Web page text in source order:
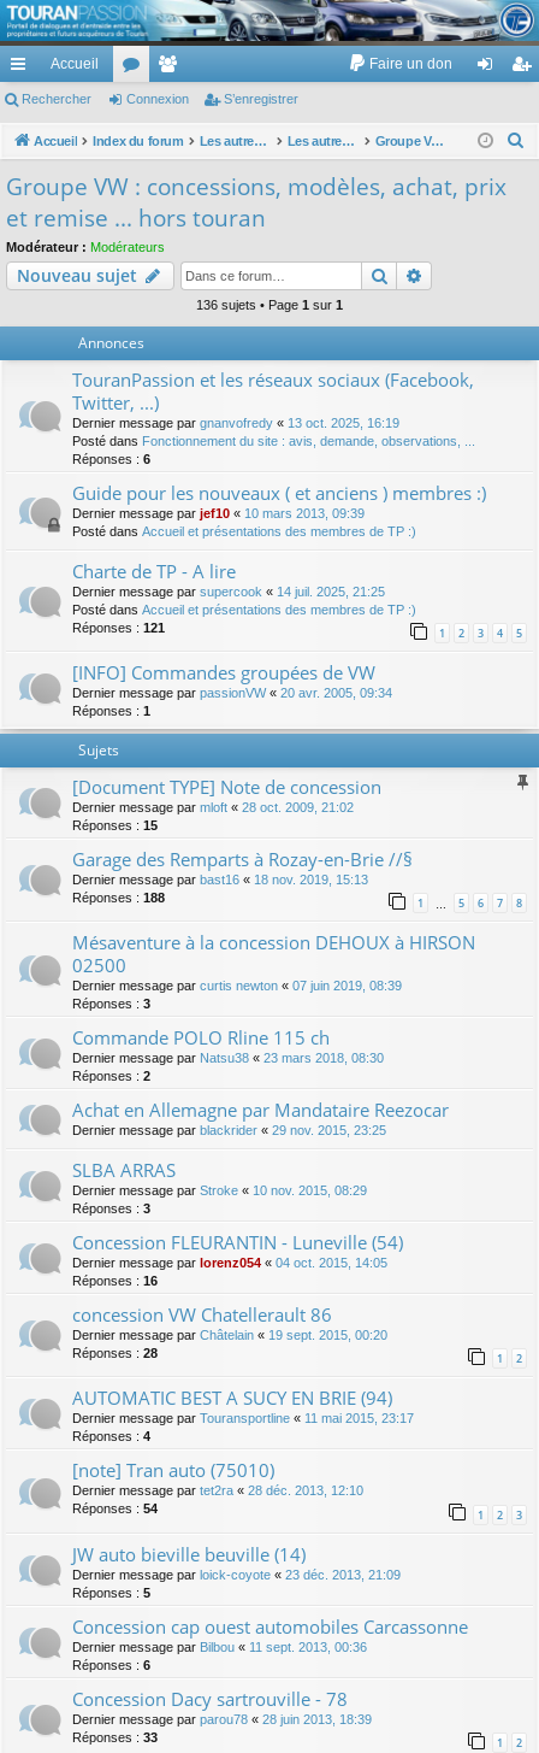
TouranPassion
Le forum des propriétaires ou futurs acquéreurs du Volkswagen Touran
cc
ès
de
Accueil
or
u
e
m
Faire un don
ne nr
Rechercher Connexion S’enregistrer
Accueil Index du forum Les autres voitures et ce qui touche à la voiture Les autres modèles du groupe VW Groupe VW : concessions, modèles, achat, prix et remise ... hors touran
h
Groupe VW : concessions, modèles, achat, prix
et remise ... hors touran
Modérateur : Modérateurs
Nouveau sujet Rechercher
136 sujets • Page 1 sur 1
Annonces
TouranPassion et les réseaux sociaux (Facebook,
Twitter, ...)
Dernier message par gnanvofredy « 13 oct. 2025, 16:19
Posté dans Fonctionnement du site : avis, demande, observations, ...
Réponses : 6
Guide pour les nouveaux ( et anciens ) membres :)
Dernier message par jef10 « 10 mars 2013, 09:39
Posté dans Accueil et présentations des membres de TP :)
Charte de TP - A lire
Dernier message par supercook « 14 juil. 2025, 21:25
Posté dans Accueil et présentations des membres de TP :)
Réponses : 121 1 2 3 4 5
[INFO] Commandes groupées de VW
Dernier message par passionVW« 20 avr. 2005, 09:34
Réponses : 1
Sujets
[Document TYPE] Note de concession
Dernier message par mloft « 28 oct. 2009, 21:02
Réponses : 15
Garage des Remparts à Rozay-en-Brie //§
Dernier message par bast16 « 18 nov. 2019, 15:13
Réponses : 188 1 … 5 6 7 8
Mésaventure à la concession DEHOUX à HIRSON
02500
Dernier message par curtis newton « 07 juin 2019, 08:39
Réponses : 3
Commande POLO Rline 115 ch
Dernier message par Natsu38 « 23 mars 2018, 08:30
Réponses : 2
Achat en Allemagne par Mandataire Reezocar
Dernier message par blackrider « 29 nov. 2015, 23:25
SLBA ARRAS
Dernier message par Stroke « 10 nov. 2015, 08:29
Réponses : 3
Concession FLEURANTIN - Luneville (54)
Dernier message par lorenz054 « 04 oct. 2015, 14:05
Réponses : 16
concession VW Chatellerault 86
Dernier message par Châtelain « 19 sept. 2015, 00:20
Réponses : 28 1 2
AUTOMATIC BEST A SUCY EN BRIE (94)
Dernier message par Touransportline « 11 mai 2015, 23:17
Réponses : 4
[note] Tran auto (75010)
Dernier message par tet2ra « 28 déc. 2013, 12:10
Réponses : 54 1 2 3
JW auto bieville beuville (14)
Dernier message par loick-coyote « 23 déc. 2013, 21:09
Réponses : 5
Concession cap ouest automobiles Carcassonne
Dernier message par Bilbou « 11 sept. 2013, 00:36
Réponses : 6
Concession Dacy sartrouville - 78
Dernier message par parou78 « 28 juin 2013, 18:39
Réponses : 33 1 2